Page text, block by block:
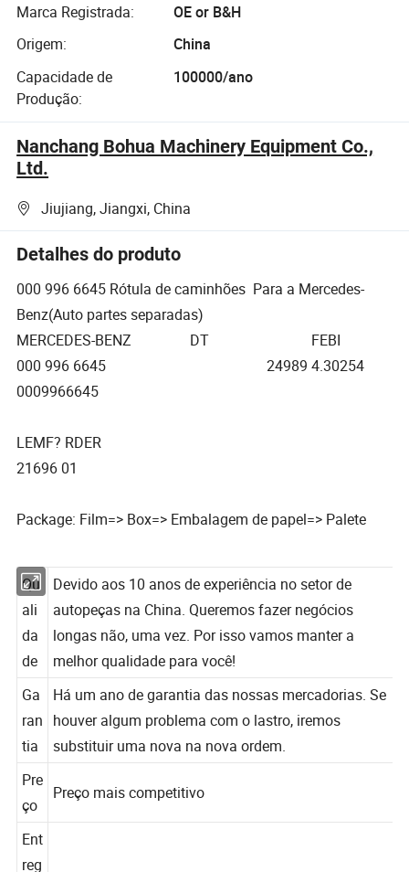
Marca Registrada:
OE or B&H
Origem:
China
Capacidade de
Produção:
100000/ano
Nanchang Bohua Machinery Equipment Co.,
Ltd.
Jiujiang, Jiangxi, China
Detalhes do produto
000 996 6645 Rótula de caminhões Para a Mercedes-
Benz(Auto partes separadas)
MERCEDES-BENZ DT FEBI
000 996 6645 24989 4.30254
0009966645
LEMF? RDER
21696 01
Package: Film=> Box=> Embalagem de papel=> Palete
Qu
ali
da
de
Devido aos 10 anos de experiência no setor de
autopeças na China. Queremos fazer negócios
longas não, uma vez. Por isso vamos manter a
melhor qualidade para você!
Ga
ran
tia
Há um ano de garantia das nossas mercadorias. Se
houver algum problema com o lastro, iremos
substituir uma nova na nova ordem.
Pre
ço
Ent